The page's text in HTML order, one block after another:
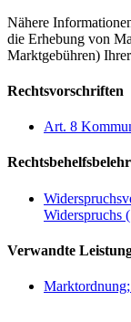
Nähere
die Erhebung von
Marktgebühren)
Rechtsvorschriften
Art. 8
Widerspruchs (
Verwandte